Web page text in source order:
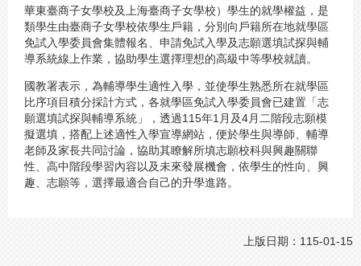
華東臺商子女學校及上海臺商子女學校）學生的就學權益，是
類學生由臺商子女學校依學生戶籍，分別向戶籍所在地就學區
免試入學委員會集體報名、申請免試入學及志願選填試探與輔
導系統線上作業，協助學生選擇理想的高級中等學校就讀。
國教署表示，為輔導學生適性入學，並使學生熟悉所在就學區
比序項目積分採計方式，各就學區免試入學委員會已建置「志
願選填試探與輔導系統」，透過115年1月及4月二階段志願模
擬選填，搭配上述適性入學宣導網站，便於學生與導師、輔導
老師及家長共同討論，協助其瞭解所填志願校科與興趣關聯
性、高中階段學習內容以及未來發展機會，依學生的性向、興
趣、志願等，選擇最適合自己的升學進路。
上版日期：115-01-15